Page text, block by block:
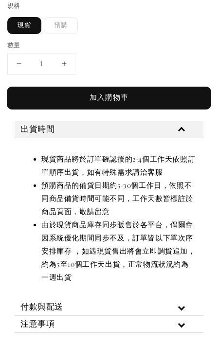
規格
現貨 預購
數量
加入購物車
出貨時間
現貨商品將於訂單確認後的2-4個工作天依照訂
單順序出貨，如有特殊需求請洽客服
預購商品的備貨日期約5-30個工作日，依照不
同商品備貨時間可能不同，工作天數皆標註於
商品頁面，敬請留意
由於現貨商品庫存同步販售於各平台，偶爾會
因系統優化期間同步不及，訂單皆以下單次序
安排庫存 ，如遇現貨售出將會立即調貨追加，
約為5至10個工作天出貨，正常物流狀況約為
一週出貨
付款與配送
注意事項